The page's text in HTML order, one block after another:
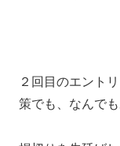
２回目のエント
策でも、なんでも